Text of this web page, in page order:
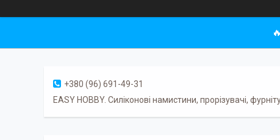
+380 (96) 691-49-31
EASY HOBBY. Силіконові намистини, прорізувачі,